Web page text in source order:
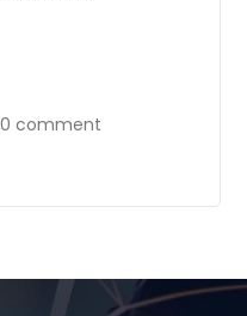
0 comment